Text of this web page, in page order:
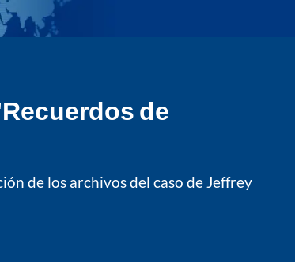
de
de los archivos del caso de Jeffrey